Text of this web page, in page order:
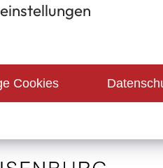
Cookies